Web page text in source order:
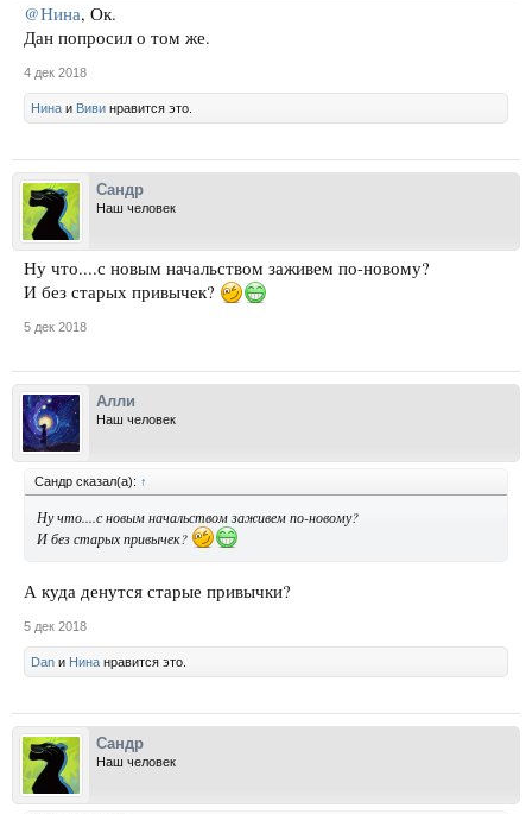
@Нина, Ок.
Дан попросил о том же.
4 дек 2018
Нина и Виви нравится это.
Сандр
Наш человек
Ну что....с новым начальством заживем по-новому?
И без старых привычек?
5 дек 2018
Алли
Наш человек
Сандр сказал(а): ↑
Ну что....с новым начальством заживем по-новому?
И без старых привычек?
А куда денутся старые привычки?
5 дек 2018
Dan и Нина нравится это.
Сандр
Наш человек